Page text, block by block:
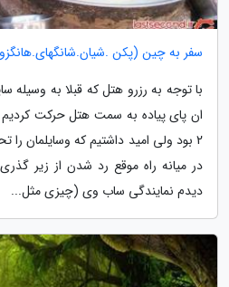
سفر به چین (پکن
با توجه به رزرو هتل که قبلا به وسیله
ان پای پیاده به سمت هتل حرکت
2 بود ولی امید داشتیم که وسایلمان
در میانه راه موقع رد شدن از زیر
دیدم نمایندگی ساب وی (چیزی مثل...